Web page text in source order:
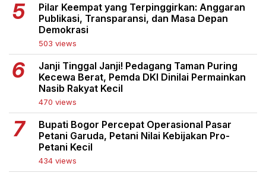
Pilar Keempat yang Terpinggirkan: Anggaran
Publikasi, Transparansi, dan Masa Depan
Demokrasi
503 views
Janji Tinggal Janji! Pedagang Taman Puring
Kecewa Berat, Pemda DKI Dinilai Permainkan
Nasib Rakyat Kecil
470 views
Bupati Bogor Percepat Operasional Pasar
Petani Garuda, Petani Nilai Kebijakan Pro-
Petani Kecil
434 views